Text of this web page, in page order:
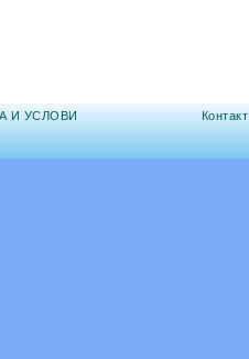
И УСЛОВИ
Контакт